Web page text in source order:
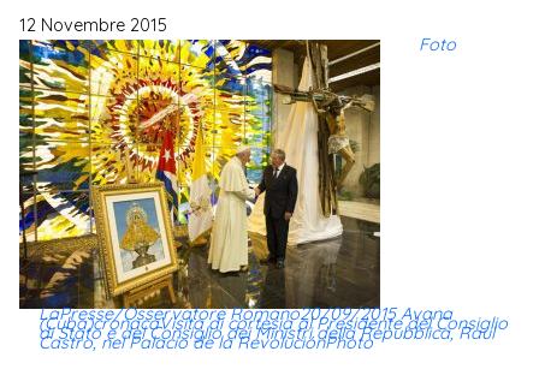
12 Novembre 2015
Foto
LaPresse/Osservatore Romano20/09/2015 Avana
(Cuba)cronacaVisita di cortesia al Presidente del Consiglio
di Stato e del Consiglio dei Ministri della Repubblica, Raul
Castro, nel Palacio de la RevoluciónPhoto